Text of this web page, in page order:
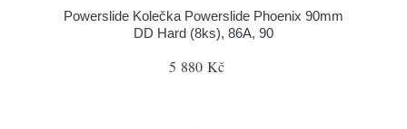
Powerslide Kolečka Powerslide Phoenix 90mm
DD Hard (8ks), 86A, 90
5 880 Kč